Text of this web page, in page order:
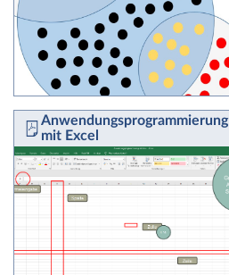
Anwendungsprogrammierung
mit Excel